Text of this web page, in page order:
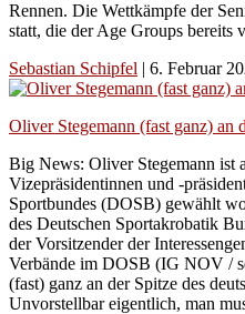
Rennen. Die Wettkämpfe der
statt, die der Age Groups bereits
Sebastian Schipfel | 6. Februar
Oliver Stegemann (fast ganz) an
Big News: Oliver Stegemann ist
Vizepräsidentinnen und -
Sportbundes (DOSB) gewählt
des Deutschen Sportakrobatik
der Vorsitzender der
Verbände im DOSB (IG NOV /
(fast) ganz an der Spitze des
Unvorstellbar eigentlich, man